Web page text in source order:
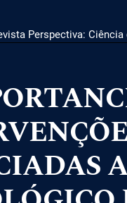
Perspectiva: Ciência